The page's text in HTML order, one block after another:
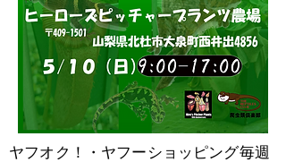
ヤフオク！・ヤフーショッピング毎週